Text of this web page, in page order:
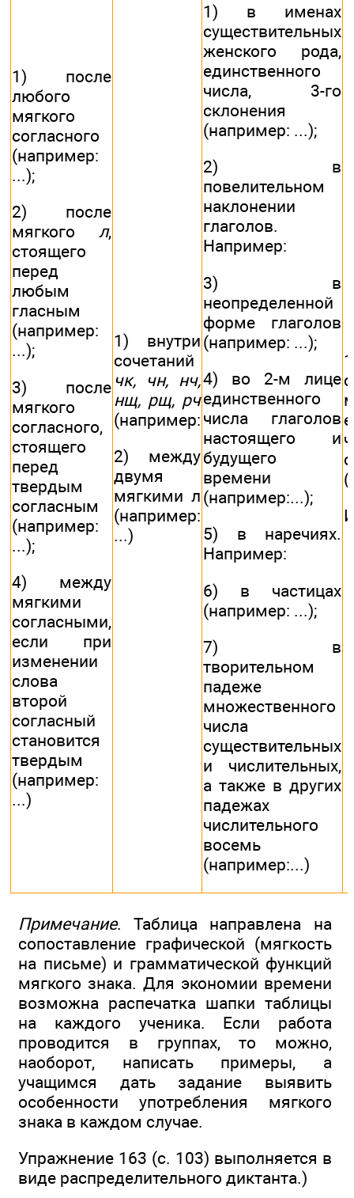
1) после
любого
мягкого
согласного
(например:
...);
2) после
мягкого л,
стоящего
перед
любым
гласным
(например:
...);
3) после
мягкого
согласного,
стоящего
перед
твердым
согласным
(например:
...);
4) между
мягкими
согласными,
если при
изменении
слова
второй
согласный
становится
твердым
(например:
...)
1) внутри
сочетаний
чк, чн, нч,
нщ, рщ, рч
(например:
2) между
двумя
мягкими л
(например:
...)
1) в именах
существительных
женского рода,
единственного
числа, 3-го
склонения
(например: ...);
2) в
повелительном
наклонении
глаголов.
Например:
3) в
неопределенной
форме глаголов
(например: ...);
4) во 2-м лице
единственного
числа глаголов
настоящего и
будущего
времени
(например:...);
5) в наречиях.
Например:
6) в частицах
(например: ...);
7) в
творительном
падеже
множественного
числа
существительных
и числительных,
а также в других
падежах
числительного
восемь
(например:...)
Примечание. Таблица направлена на
сопоставление графической (мягкость
на письме) и грамматической функций
мягкого знака. Для экономии времени
возможна распечатка шапки таблицы
на каждого ученика. Если работа
проводится в группах, то можно,
наоборот, написать примеры, а
учащимся дать задание выявить
особенности употребления мягкого
знака в каждом случае.
Упражнение 163 (с. 103) выполняется в
виде распределительного диктанта.)